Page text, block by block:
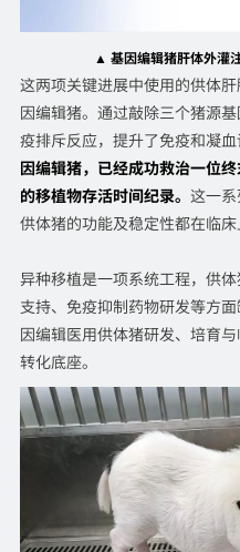
▲ 基因编辑猪肝体外灌
这两项关键进展中使用的供体
因编辑猪。通过敲除三个猪源
疫排斥反应，提升了免疫和凝血
因编辑猪，已经成功救治一位
的移植物存活时间纪录。 这一
供体猪的功能及稳定性都在临床
异种移植是一项系统工程，供
支持、免疫抑制药物研发等方
因编辑医用供体猪研发、培育
转化底座。